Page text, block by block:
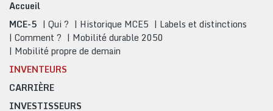
Accueil
MCE-5
Qui ? Historique MCE5
Labels et distinctions
Comment ?
Mobilité durable 2050
Mobilité propre de demain
INVENTEURS
CARRIÈRE
INVESTISSEURS